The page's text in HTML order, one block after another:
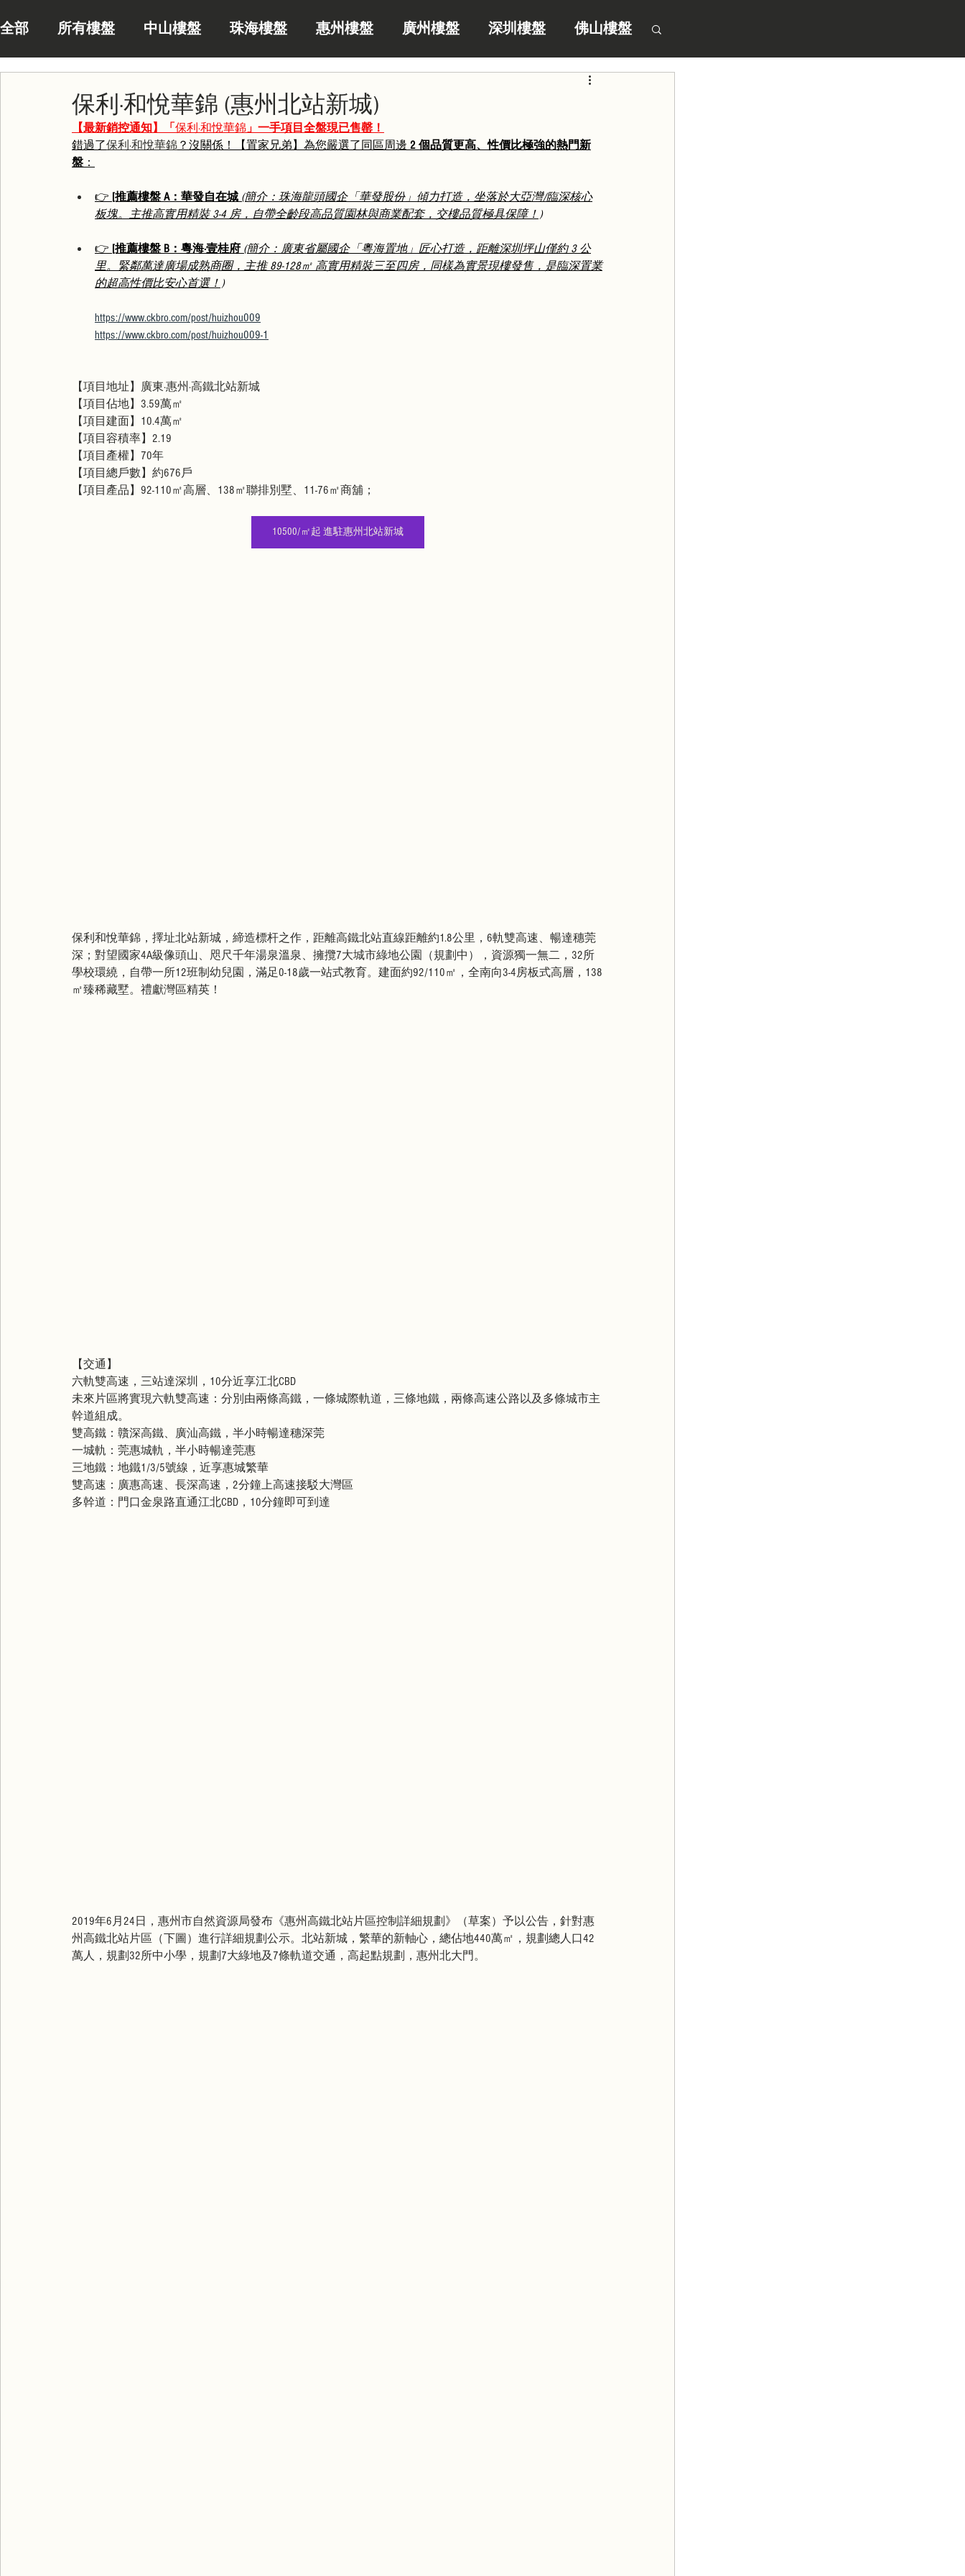
全部 所有樓盤 中山樓盤 珠海樓盤 惠州樓盤 廣州樓盤 深圳樓盤 佛山樓盤
保利·和悅華錦 (惠州北站新城)
【最新銷控通知】「 保利·和悅華錦 」一手項目全盤現已售罄！
錯過了保利·和悅華錦 ？沒關係！【置家兄弟】為您嚴選了同區周邊 2 個品質更高、性價比極強的熱門新
盤 ：
👉 [推薦樓盤 A：華發自在城 (簡介：珠海龍頭國企「華發股份」傾力打造，坐落於大亞灣/臨深核心
板塊。主推高實用精裝 3-4 房，自帶全齡段高品質園林與商業配套，交樓品質極具保障！)
👉 [推薦樓盤 B：粵海·壹桂府 (簡介：廣東省屬國企「粵海置地」匠心打造，距離深圳坪山僅約 3 公
里。緊鄰萬達廣場成熟商圈，主推 89-128㎡ 高實用精裝三至四房，同樣為實景現樓發售，是臨深置業
的超高性價比安心首選！)
https://www.ckbro.com/post/huizhou009
https://www.ckbro.com/post/huizhou009-1
【項目地址】廣東·惠州·高鐵北站新城
【項目佔地】3.59萬㎡
【項目建面】10.4萬㎡
【項目容積率】2.19
【項目產權】70年
【項目總戶數】約676戶
【項目產品】92-110㎡高層、138㎡聯排別墅、11-76㎡商舖；
10500/㎡起 進駐惠州北站新城
保利和悅華錦，擇址北站新城，締造標杆之作，距離高鐵北站直線距離約1.8公里，6軌雙高速、暢達穗莞
深；對望國家4A級像頭山、咫尺千年湯泉溫泉、擁攬7大城市綠地公園（規劃中），資源獨一無二，32所
學校環繞，自帶一所12班制幼兒園，滿足0-18歲一站式教育。建面約92/110㎡，全南向3-4房板式高層，138
㎡臻稀藏墅。禮獻灣區精英！
【交通】
六軌雙高速，三站達深圳，10分近享江北CBD
未來片區將實現六軌雙高速：分別由兩條高鐵，一條城際軌道，三條地鐵，兩條高速公路以及多條城市主
幹道組成。
雙高鐵：贛深高鐵、廣汕高鐵，半小時暢達穗深莞
一城軌：莞惠城軌，半小時暢達莞惠
三地鐵：地鐵1/3/5號線，近享惠城繁華
雙高速：廣惠高速、長深高速，2分鐘上高速接駁大灣區
多幹道：門口金泉路直通江北CBD，10分鐘即可到達
2019年6月24日，惠州市自然資源局發布《惠州高鐵北站片區控制詳細規劃》（草案）予以公告，針對惠
州高鐵北站片區（下圖）進行詳細規劃公示。北站新城，繁華的新軸心，總佔地440萬㎡，規劃總人口42
萬人，規劃32所中小學，規劃7大綠地及7條軌道交通，高起點規劃，惠州北大門。